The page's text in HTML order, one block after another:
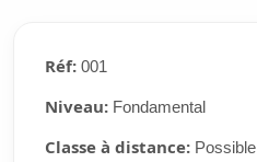
Réf:001
Niveau:Fondamental
Classe à distance:Possible